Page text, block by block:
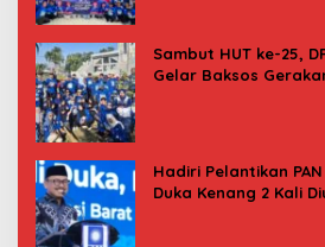
Sambut HUT ke-25,
Gelar Baksos
Hadiri Pelantikan
Duka Kenang 2 Kali